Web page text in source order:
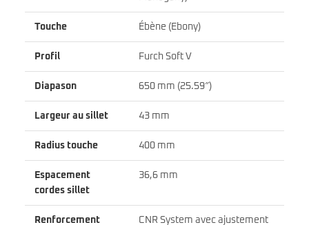
Touche Ébène (Ebony)
Profil Furch Soft V
Diapason 650 mm (25.59″)
Largeur au sillet 43 mm
Radius touche 400 mm
Espacement
cordes sillet
36,6 mm
Renforcement
CNR System avec ajustement